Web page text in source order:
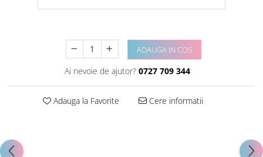
ADAUGA IN COS
Ai nevoie de ajutor? 0727 709 344
Adauga la Favorite Cere informatii